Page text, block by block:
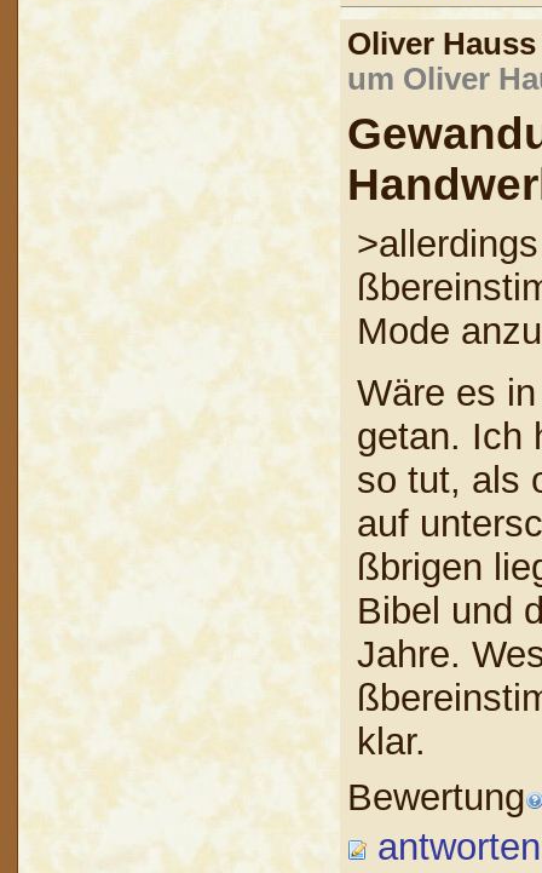
Oliver
um Oliver
Mode
Wäre es
getan. Ich
so tut, als
auf
ßbrigen
Bibel und
Jahre.
klar.
Bewertung
antworten